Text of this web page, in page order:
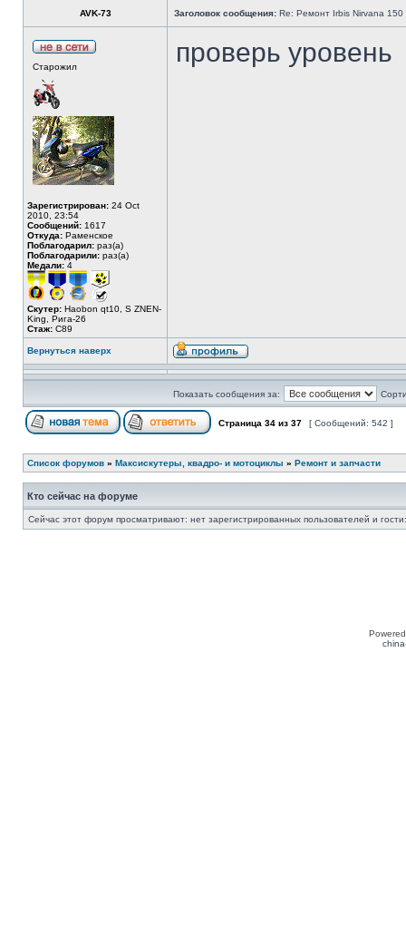
AVK-73 Заголовок сообщения: Re: Ремонт Irbis Nirvana 150
Старожил
Зарегистрирован: 24 Oct
2010, 23:54
Сообщений: 1617
Откуда: Раменское
Поблагодарил: раз(а)
Поблагодарили: раз(а)
Медали: 4
Скутер: Haobon qt10, S ZNEN-
King, Рига-26
Стаж: C89
проверь уровень
Вернуться наверх
Показать сообщения за:
Страница 34 из 37 [ Сообщений: 542 ]
Список форумов » Максискутеры, квадро- и мотоциклы » Ремонт и запчасти
Кто сейчас на форуме
Сейчас этот форум просматривают: нет зарегистрированных пользователей и